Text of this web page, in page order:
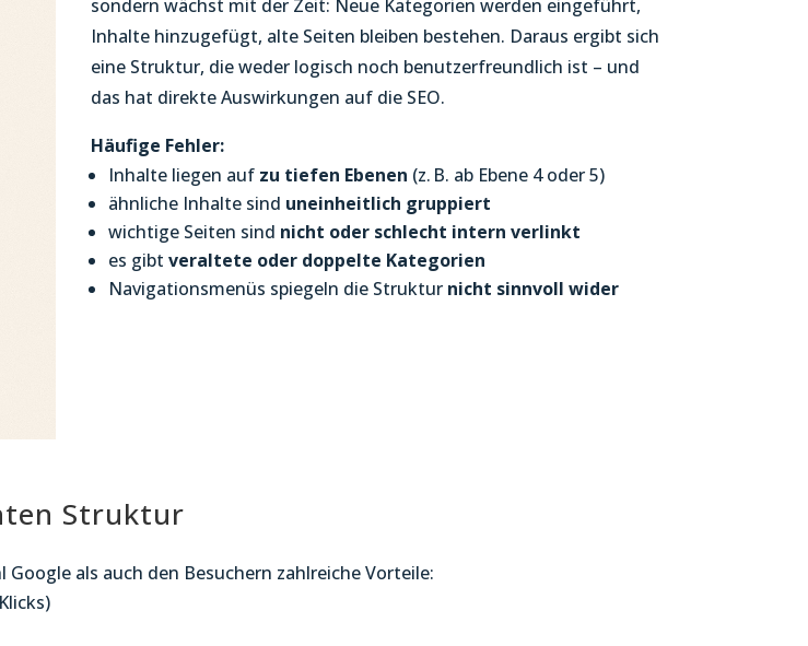
sondern wächst mit der Zeit: Neue Kategorien werden eingeführt,
Inhalte hinzugefügt, alte Seiten bleiben bestehen. Daraus ergibt sich
eine Struktur, die weder logisch noch benutzerfreundlich ist – und
das hat direkte Auswirkungen auf die SEO.
Häufige Fehler:
Inhalte liegen auf zu tiefen Ebenen (z. B. ab Ebene 4 oder 5)
ähnliche Inhalte sind uneinheitlich gruppiert
wichtige Seiten sind nicht oder schlecht intern verlinkt
es gibtveraltete oder doppelte Kategorien
Navigationsmenüs spiegeln die Struktur nicht sinnvoll wider
Struktur
als auch den Besuchern zahlreiche Vorteile: